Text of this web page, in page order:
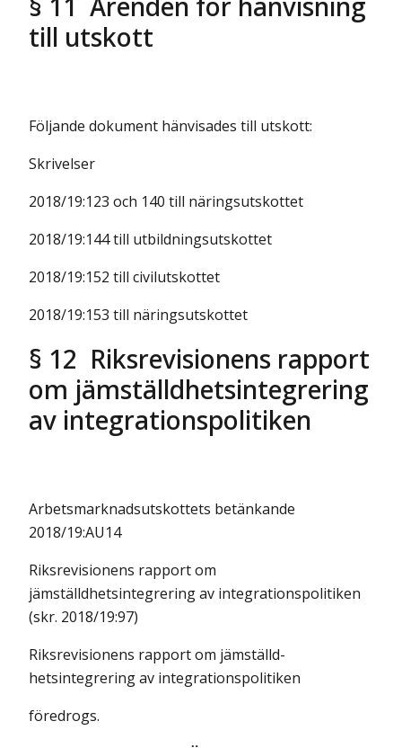
till utskott
Följande dokument hänvisades till utskott:
Skrivelser
2018/19:123 och 140 till näringsutskottet
2018/19:144 till utbildningsutskottet
2018/19:152 till civilutskottet
2018/19:153 till näringsutskottet
§ 12 Riksrevisionens rapport
om jämställdhetsintegrering
av integrationspolitiken
Arbetsmarknadsutskottets betänkande
2018/19:AU14
Riksrevisionens rapport om
jämställdhetsintegrering av integrationspolitiken
(skr. 2018/19:97)
Riksrevisionens rapport om jämställd-
hetsintegrering av integrationspolitiken
föredrogs.